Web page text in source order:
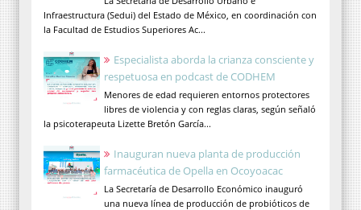
Infraestructura (Sedui) del Estado de México, en coordinación con
la Facultad de Estudios Superiores Ac...
Especialista aborda la crianza consciente y
respetuosa en podcast de CODHEM
Menores de edad requieren entornos protectores
libres de violencia y con reglas claras, según señaló
la psicoterapeuta Lizette Bretón García...
Inauguran nueva planta de producción
farmacéutica de Opella en Ocoyoacac
La Secretaría de Desarrollo Económico inauguró
una nueva línea de producción de probióticos de